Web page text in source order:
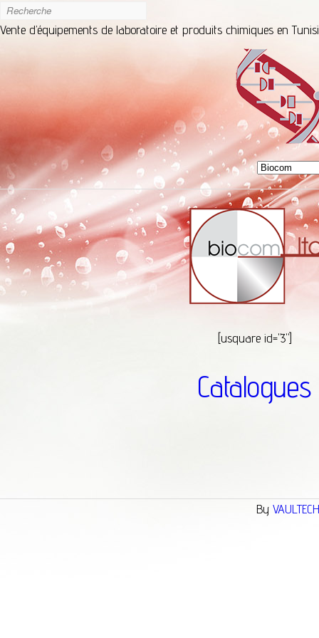
Vente d’équipements de laboratoire et produits chimiques en
[usquare id="3"]
Catalogues
By VAULTECH